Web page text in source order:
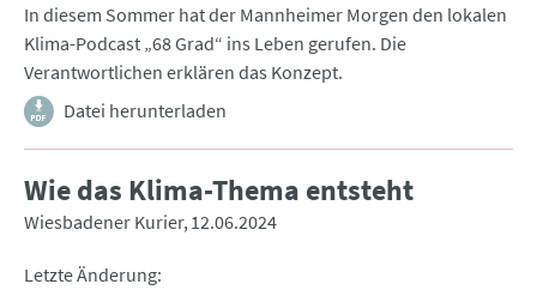
In diesem Sommer hat der Mannheimer Morgen den lokalen
Klima-Podcast „68 Grad“ ins Leben gerufen. Die
Verantwortlichen erklären das Konzept.
Datei herunterladen
Wie das Klima-Thema entsteht
Wiesbadener Kurier 12.06.2024
Letzte Änderung